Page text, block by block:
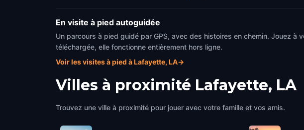
En visite à pied autoguidée
Un parcours à pied guidé par GPS, avec des histoires en chemin. Jouez
téléchargée, elle fonctionne entièrement hors ligne.
Voir les visites à pied à Lafayette, LA→
Villes à proximité Lafayette, LA
Trouvez une ville à proximité pour jouer avec votre famille et vos amis.